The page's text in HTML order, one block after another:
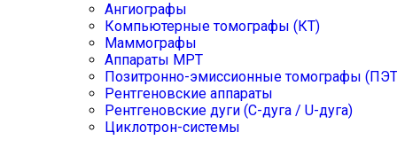
Ангиографы
Компьютерные томографы (КТ)
Маммографы
Аппараты МРТ
Позитронно-эмиссионные томографы
Рентгеновские аппараты
Рентгеновские дуги (С-дуга / U-дуга)
Циклотрон-системы